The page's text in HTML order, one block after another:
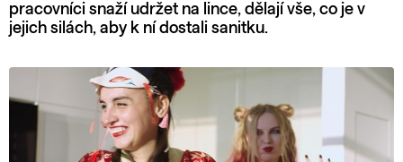
pracovníci snaží udržet na lince, dělají vše, co je v
jejich silách, aby k ní dostali sanitku.